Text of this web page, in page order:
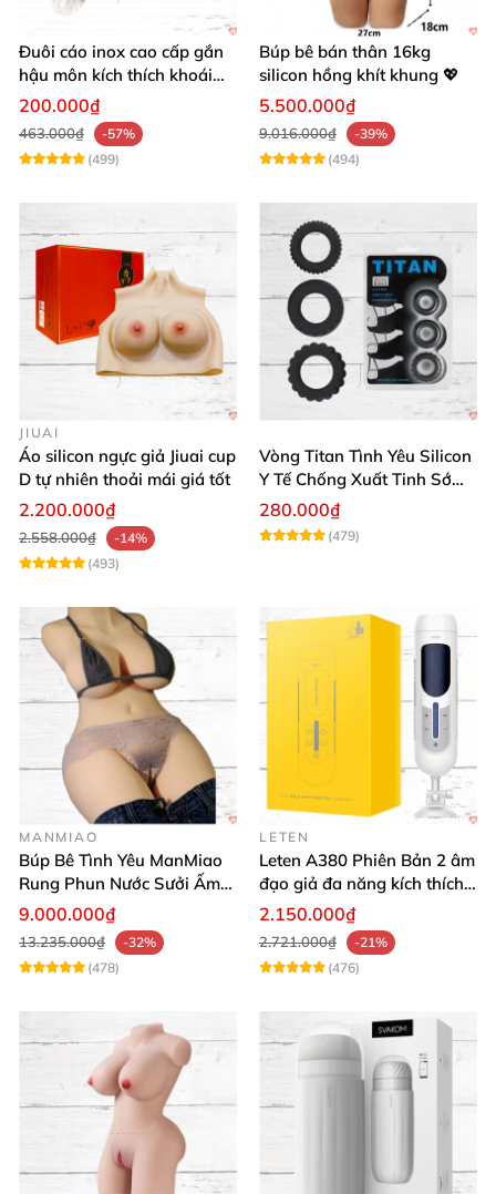
Đuôi cáo inox cao cấp gắn
hậu môn kích thích khoái
cảm
200.000₫
463.000₫
-57%
(499)
Búp bê bán thân 16kg
silicon hồng khít khung 💖
5.500.000₫
9.016.000₫
-39%
(494)
JIUAI
Áo silicon ngực giả Jiuai cup
D tự nhiên thoải mái giá tốt
2.200.000₫
2.558.000₫
-14%
(493)
Vòng Titan Tình Yêu Silicon
Y Tế Chống Xuất Tinh Sớm
Cao Cấp
280.000₫
(479)
MANMIAO
Búp Bê Tình Yêu ManMiao
Rung Phun Nước Sưởi Ấm
Thông Minh
9.000.000₫
13.235.000₫
-32%
(478)
LETEN
Leten A380 Phiên Bản 2 âm
đạo giả đa năng kích thích
cực mạnh
2.150.000₫
2.721.000₫
-21%
(476)